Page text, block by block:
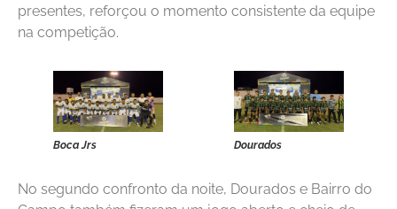
presentes, reforçou o momento consistente da equipe
na competição.
Boca Jrs Dourados
No segundo confronto da noite, Dourados e Bairro do